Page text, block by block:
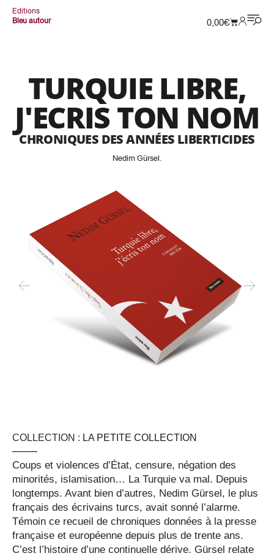
Editions
Bleu autour
0,00€
TURQUIE LIBRE,
J'ECRIS TON NOM
CHRONIQUES DES ANNÉES LIBERTICIDES
Nedim Gürsel.
COLLECTION : LA PETITE COLLECTION
Coups et violences d’État, censure, négation des
minorités, islamisation… La Turquie va mal. Depuis
longtemps. Avant bien d’autres, Nedim Gürsel, le plus
français des écrivains turcs, avait sonné l’alarme.
Témoin ce recueil de chroniques données à la presse
française et européenne depuis plus de trente ans.
C’est l’histoire d’une continuelle dérive. Gürsel relate